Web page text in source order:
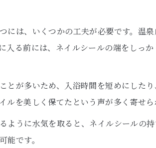
きるネイル長持ちテクニック解説
イル風仕上げで持続力アップ
のネイルシール下準備が大切
ールを剥がれにくくするケア方法
ネイルトラブルを防ぐポイント
ート追加でネイルを守る方法
は、いくつかの工夫が必要です。温
る前には、ネイルシールの端をしっ
が多いため、入浴時間を短めにした
を美しく保てたという声が多く寄せら
うに水気を取ると、ネイルシールの
です。